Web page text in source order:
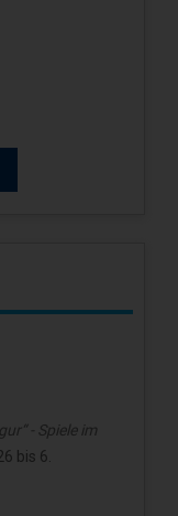
- Spiele im
bis 6.